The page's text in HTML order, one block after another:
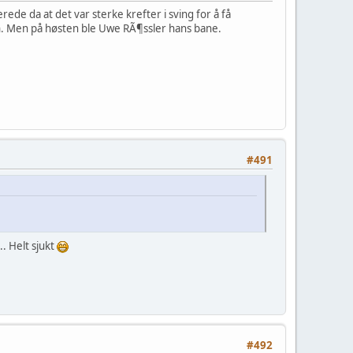
da at det var sterke krefter i sving for å få
på høsten ble Uwe RÃ¶ssler hans bane.
#491
Helt sjukt
#492